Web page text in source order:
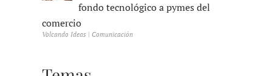
fondo tecnológico a pymes del
comercio
Volcando Ideas | Comunicación